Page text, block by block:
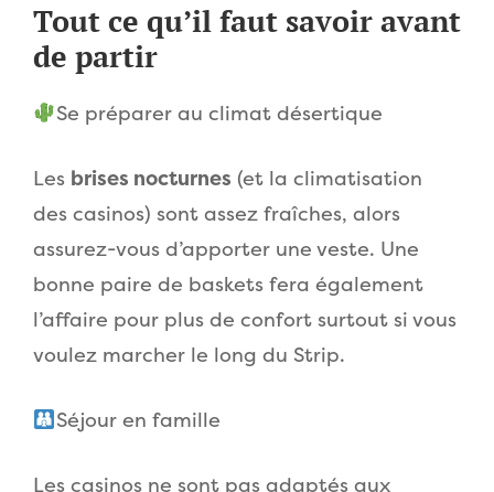
Tout ce qu’il faut savoir avant
de partir
Se préparer au climat désertique
Les brises nocturnes (et la climatisation
des casinos) sont assez fraîches, alors
assurez-vous d’apporter une veste. Une
bonne paire de baskets fera également
l’affaire pour plus de confort surtout si vous
voulez marcher le long du Strip.
Séjour en famille
Les casinos ne sont pas adaptés aux